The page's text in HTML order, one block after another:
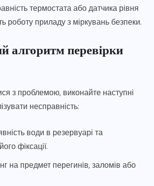
термостата або датчика рівня
роботу приладу з міркувань безпеки.
алгоритм перевірки
з проблемою, виконайте наступні
несправність:
води в резервуарі та
фіксації.
на предмет перегинів, заломів або